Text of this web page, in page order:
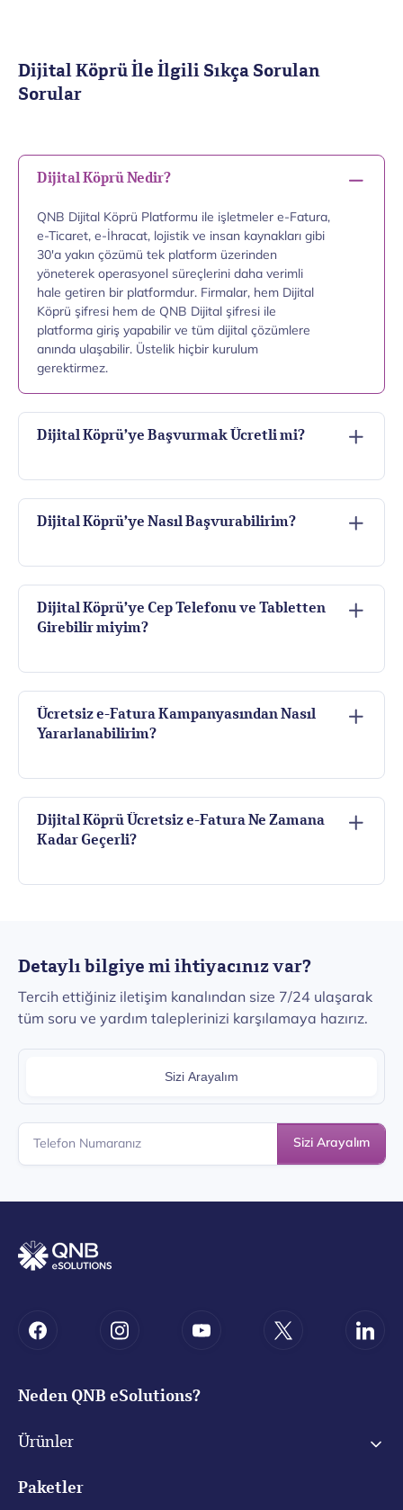
Dijital Köprü İle İlgili Sıkça Sorulan
Sorular
Dijital Köprü Nedir?
QNB Dijital Köprü Platformu ile işletmeler e-Fatura,
e-Ticaret, e-İhracat, lojistik ve insan kaynakları gibi
30'a yakın çözümü tek platform üzerinden
yöneterek operasyonel süreçlerini daha verimli
hale getiren bir platformdur. Firmalar, hem Dijital
Köprü şifresi hem de QNB Dijital şifresi ile
platforma giriş yapabilir ve tüm dijital çözümlere
anında ulaşabilir. Üstelik hiçbir kurulum
gerektirmez.
Dijital Köprü’ye Başvurmak Ücretli mi?
Dijital Köprü’ye Nasıl Başvurabilirim?
Dijital Köprü’ye Cep Telefonu ve Tabletten
Girebilir miyim?
Ücretsiz e-Fatura Kampanyasından Nasıl
Yararlanabilirim?
Dijital Köprü Ücretsiz e-Fatura Ne Zamana
Kadar Geçerli?
Detaylı bilgiye mi ihtiyacınız var?
Tercih ettiğiniz iletişim kanalından size 7/24 ulaşarak
tüm soru ve yardım taleplerinizi karşılamaya hazırız.
Sizi Arayalım
Sizi Arayalım
Neden QNB eSolutions?
Ürünler
Paketler